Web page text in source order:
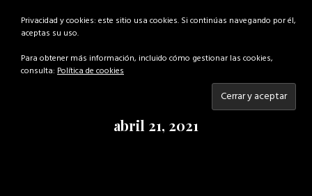
content
abril 21, 2021
Privacidad y cookies: este sitio usa cookies. Si continúas navegando por él,
aceptas su uso.
Para obtener más información, incluido cómo gestionar las cookies,
consulta: Política de cookies